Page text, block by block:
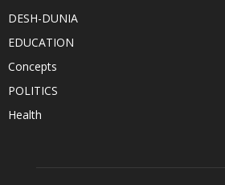
DESH-DUNIA
EDUCATION
Concepts
POLITICS
Health